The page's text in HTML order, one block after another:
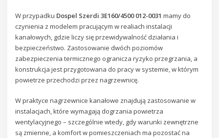
W przypadku Dospel Szerdi 3E160/4500 012-0031 mamy do
czynienia z modelem pracującym w realiach instalacji
kanałowych, gdzie liczy się przewidywalność działania i
bezpieczeństwo. Zastosowanie dwóch poziomów
zabezpieczenia termicznego ogranicza ryzyko przegrzania, a
konstrukcja jest przygotowana do pracy w systemie, w którym
powietrze przechodzi przez nagrzewnicę.
W praktyce nagrzewnice kanałowe znajdują zastosowanie w
instalacjach, które wymagają dogrzania powietrza
wentylacyjnego – szczególnie wtedy, gdy warunki zewnętrzne
są zmienne, a komfort w pomieszczeniach ma pozostać na